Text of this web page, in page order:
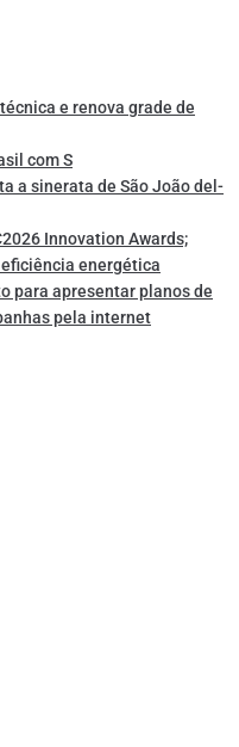
e renova grade de
com S
a sinerata de São João del-
Innovation Awards;
energética
para apresentar planos de
pela internet